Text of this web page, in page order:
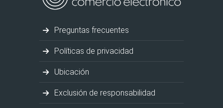
Preguntas frecuentes
Políticas de privacidad
Ubicación
Exclusión de responsabilidad